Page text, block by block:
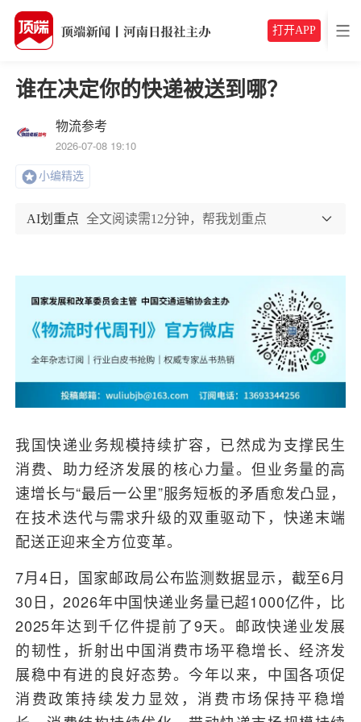
打开APP
谁在决定你的快递被送到哪？
物流参考
2026-07-08 19:10
小编精选
AI划重点 全文阅读需12分钟，帮我划重点
我国快递业务规模持续扩容，已然成为支撑民生
消费、助力经济发展的核心力量。但业务量的高
速增长与“最后一公里”服务短板的矛盾愈发凸显，
在技术迭代与需求升级的双重驱动下，快递末端
配送正迎来全方位变革。
7月4日，国家邮政局公布监测数据显示，截至6月
30日，2026年中国快递业务量已超1000亿件，比
2025年达到千亿件提前了9天。邮政快递业发展
的韧性，折射出中国消费市场平稳增长、经济发
展稳中有进的良好态势。今年以来，中国各项促
消费政策持续发力显效，消费市场保持平稳增